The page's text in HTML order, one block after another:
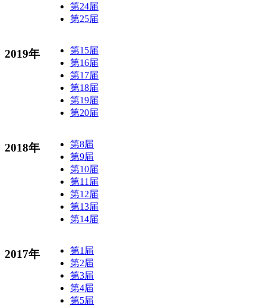
第24届
第25届
2019年
第15届
第16届
第17届
第18届
第19届
第20届
2018年
第8届
第9届
第10届
第11届
第12届
第13届
第14届
2017年
第1届
第2届
第3届
第4届
第5届